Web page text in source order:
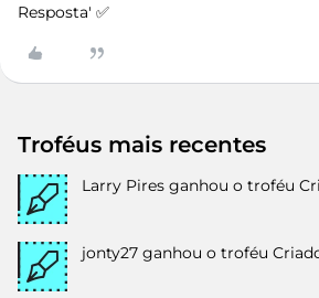
Resposta' ✅
Troféus mais recentes
Larry Pires ganhou o troféu
jonty27 ganhou o troféu